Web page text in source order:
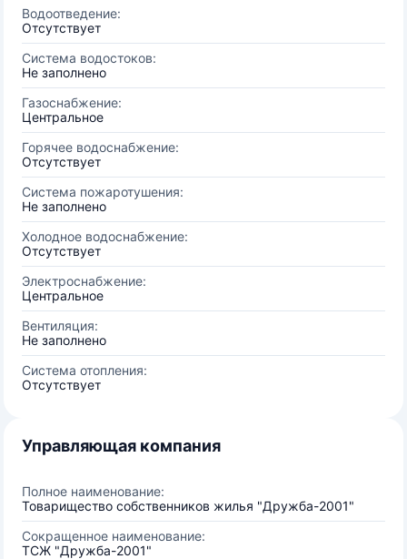
Водоотведение:
Отсутствует
Система водостоков:
Не заполнено
Газоснабжение:
Центральное
Горячее водоснабжение:
Отсутствует
Система пожаротушения:
Не заполнено
Холодное водоснабжение:
Отсутствует
Электроснабжение:
Центральное
Вентиляция:
Не заполнено
Система отопления:
Отсутствует
Управляющая компания
Полное наименование:
Товарищество собственников жилья "Дружба-2001"
Сокращенное наименование:
ТСЖ "Дружба-2001"